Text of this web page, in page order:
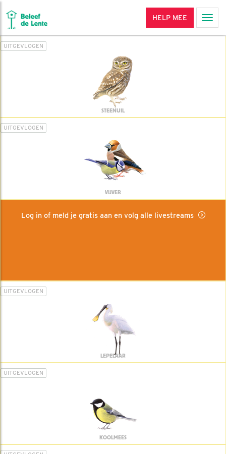
HELP MEE
UITGEVLOGEN
STEENUIL
UITGEVLOGEN
VIJVER
Log in of meld je gratis aan en volg alle livestreams
UITGEVLOGEN
LEPELAAR
UITGEVLOGEN
KOOLMEES